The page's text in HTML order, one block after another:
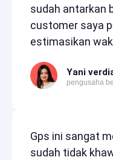
sudah antarkan
customer saya
estimasikan
Yani
pengusaha
Gps ini sangat
sudah tidak